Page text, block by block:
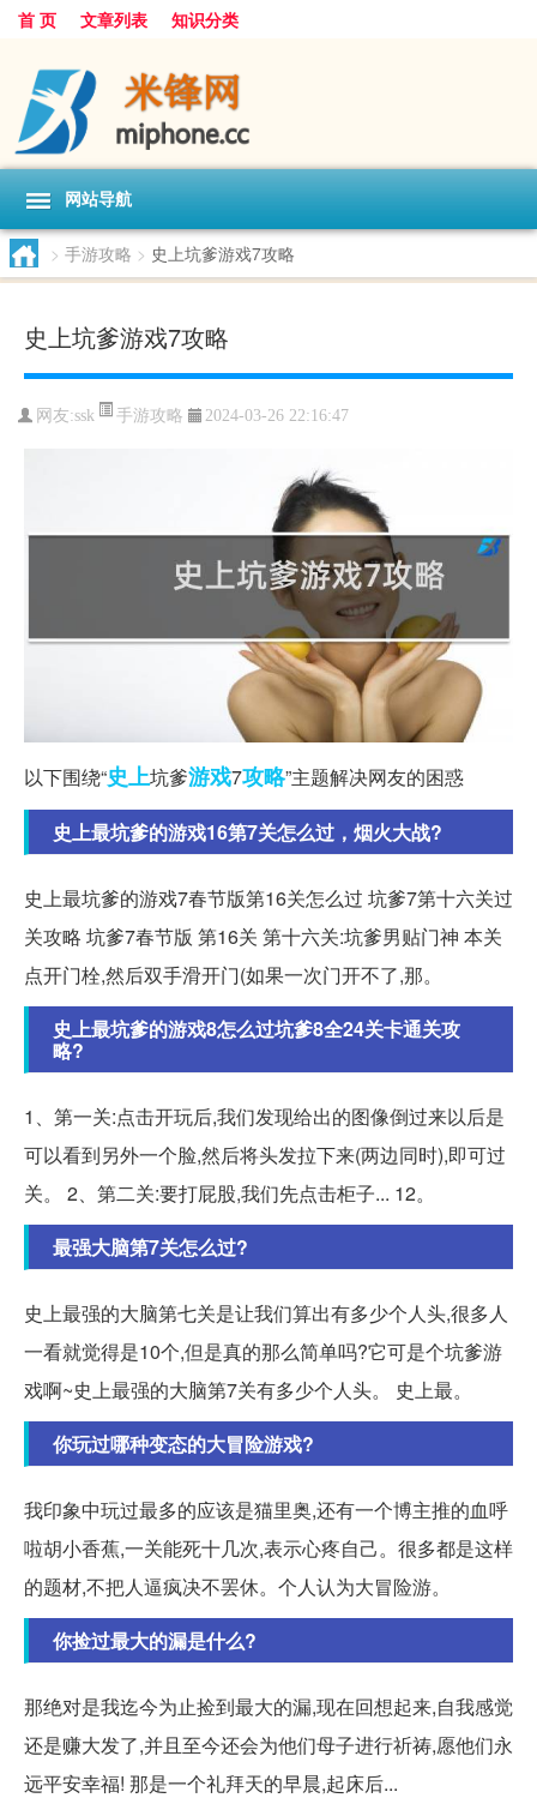
首 页 文章列表 知识分类
网站导航
> 手游攻略 > 史上坑爹游戏7攻略
史上坑爹游戏7攻略
网友:ssk 手游攻略 2024-03-26 22:16:47
以下围绕“史上坑爹游戏7攻略”主题解决网友的困惑
史上最坑爹的游戏16第7关怎么过，烟火大战?
史上最坑爹的游戏7春节版第16关怎么过 坑爹7第十六关过
关攻略 坑爹7春节版 第16关 第十六关:坑爹男贴门神 本关
点开门栓,然后双手滑开门(如果一次门开不了,那。
史上最坑爹的游戏8怎么过坑爹8全24关卡通关攻
略?
1、第一关:点击开玩后,我们发现给出的图像倒过来以后是
可以看到另外一个脸,然后将头发拉下来(两边同时),即可过
关。 2、第二关:要打屁股,我们先点击柜子... 12。
最强大脑第7关怎么过?
史上最强的大脑第七关是让我们算出有多少个人头,很多人
一看就觉得是10个,但是真的那么简单吗?它可是个坑爹游
戏啊~史上最强的大脑第7关有多少个人头。 史上最。
你玩过哪种变态的大冒险游戏?
我印象中玩过最多的应该是猫里奥,还有一个博主推的血呼
啦胡小香蕉,一关能死十几次,表示心疼自己。很多都是这样
的题材,不把人逼疯决不罢休。个人认为大冒险游。
你捡过最大的漏是什么?
那绝对是我迄今为止捡到最大的漏,现在回想起来,自我感觉
还是赚大发了,并且至今还会为他们母子进行祈祷,愿他们永
远平安幸福! 那是一个礼拜天的早晨,起床后...